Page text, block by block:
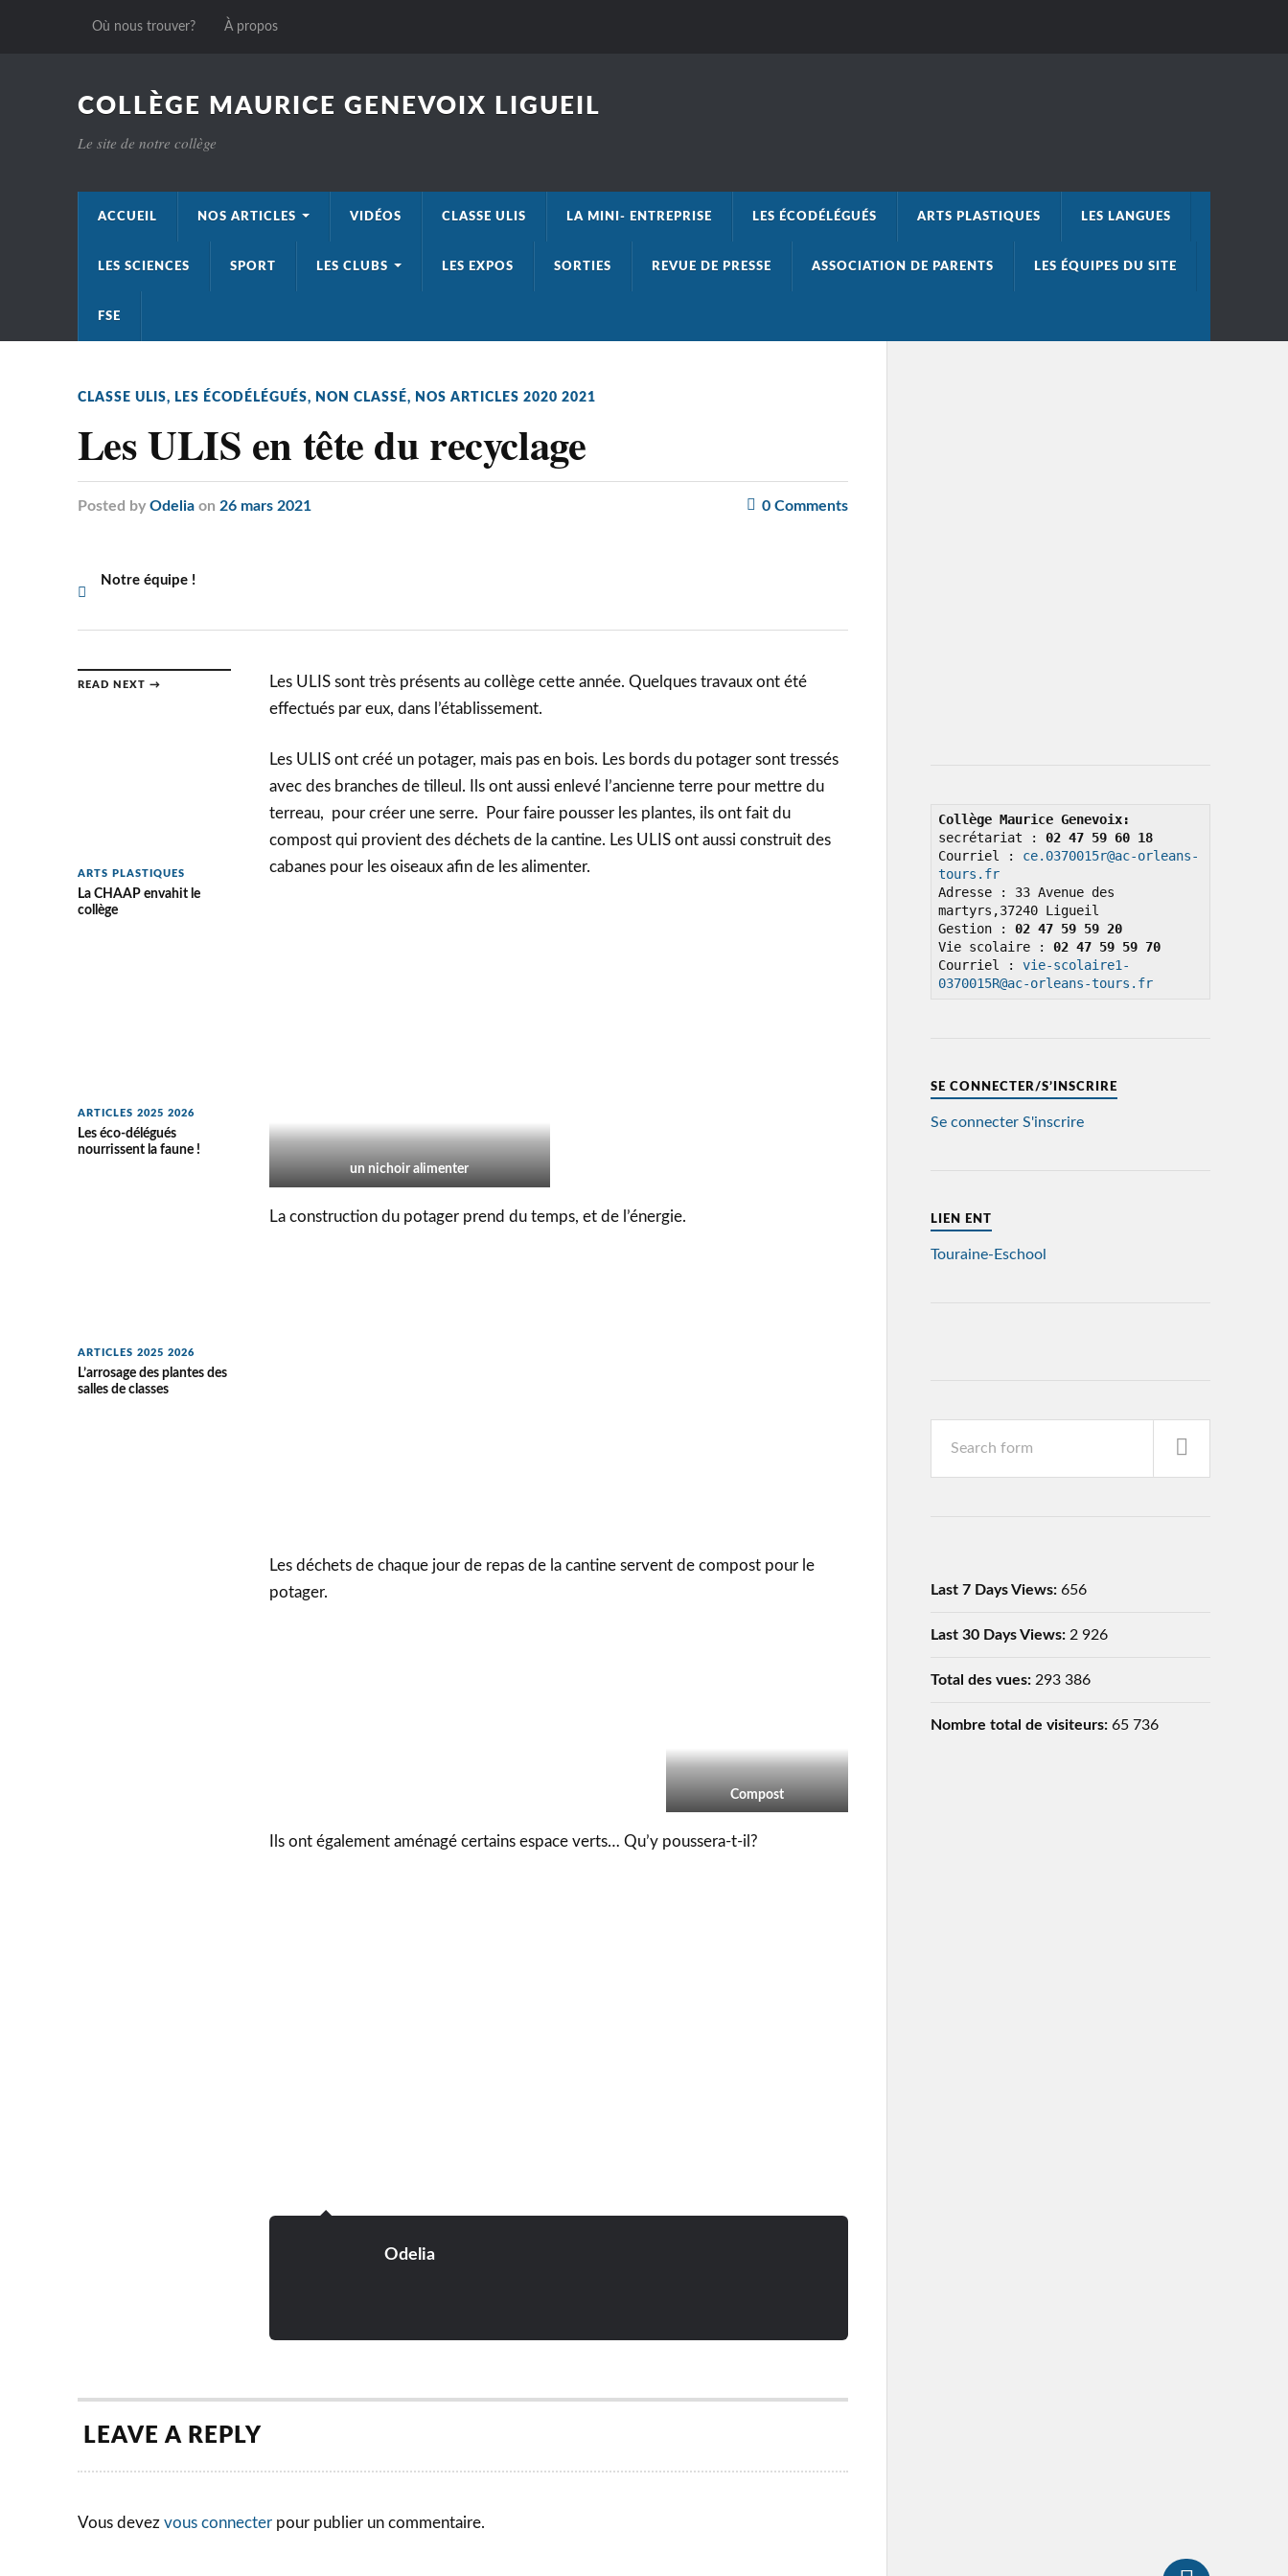
Où nous trouver? À propos
COLLÈGE MAURICE GENEVOIX LIGUEIL
Le site de notre collège
ACCUEIL NOS ARTICLES VIDÉOS CLASSE ULIS LA MINI- ENTREPRISE LES ÉCODÉLÉGUÉS ARTS PLASTIQUES LES LANGUES
LES SCIENCES SPORT LES CLUBS LES EXPOS SORTIES REVUE DE PRESSE ASSOCIATION DE PARENTS LES ÉQUIPES DU SITE
FSE
CLASSE ULIS, LES ÉCODÉLÉGUÉS, NON CLASSÉ, NOS ARTICLES 2020 2021
Les ULIS en tête du recyclage
Posted by Odelia on 26 mars 2021 0Comments
Notre équipe !
READ NEXT →
ARTS PLASTIQUES
La CHAAP envahit le
collège
ARTICLES 2025 2026
Les éco-délégués
nourrissent la faune !
ARTICLES 2025 2026
L’arrosage des plantes des
salles de classes
Les ULIS sont très présents au collège cette année. Quelques travaux ont été
effectués par eux, dans l’établissement.
Les ULIS ont créé un potager, mais pas en bois. Les bords du potager sont tressés
avec des branches de tilleul. Ils ont aussi enlevé l’ancienne terre pour mettre du
terreau, pour créer une serre. Pour faire pousser les plantes, ils ont fait du
compost qui provient des déchets de la cantine. Les ULIS ont aussi construit des
cabanes pour les oiseaux afin de les alimenter.
un nichoir alimenter
La construction du potager prend du temps, et de l’énergie.
Les déchets de chaque jour de repas de la cantine servent de compost pour le
potager.
Compost
Ils ont également aménagé certains espace verts… Qu’y poussera-t-il?
Odelia
LEAVE A REPLY
Vous devez vous connecterpour publier un commentaire.
Collège Maurice Genevoix:
secrétariat : 02 47 59 60 18
Courriel : ce.0370015r@ac-orleans-
tours.fr
Adresse : 33 Avenue des
martyrs,37240 Ligueil
Gestion : 02 47 59 59 20
Vie scolaire : 02 47 59 59 70
Courriel : vie-scolaire1-
0370015R@ac-orleans-tours.fr
SE CONNECTER/S’INSCRIRE
Se connecter S'inscrire
LIEN ENT
Touraine-Eschool
Last 7 Days Views: 656
Last 30 Days Views: 2 926
Total des vues: 293 386
Nombre total de visiteurs: 65 736